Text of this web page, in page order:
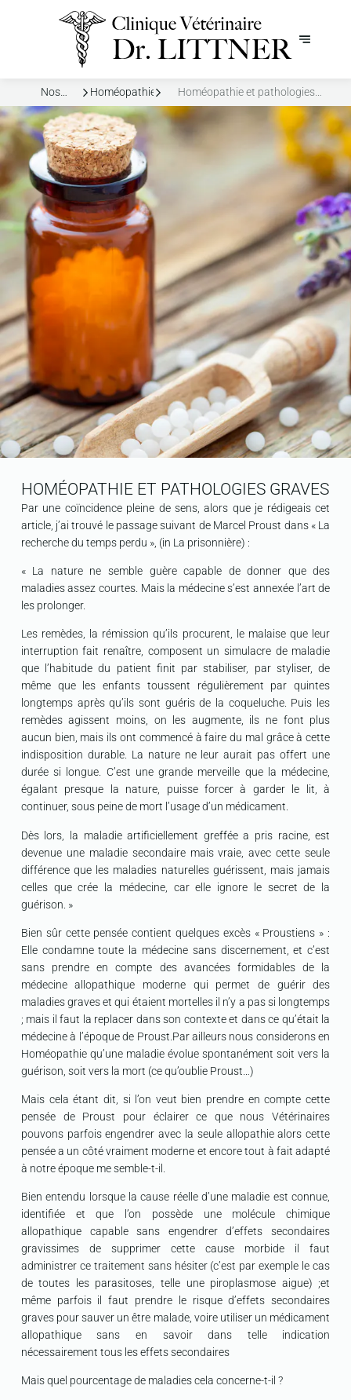
Nos
Services
Homéopathie
Homéopathie et pathologies
graves
HOMÉOPATHIE ET PATHOLOGIES GRAVES
Par une coïncidence pleine de sens, alors que je rédigeais cet
article, j’ai trouvé le passage suivant de Marcel Proust dans « La
recherche du temps perdu », (in La prisonnière) :
« La nature ne semble guère capable de donner que des
maladies assez courtes. Mais la médecine s’est annexée l’art de
les prolonger.
Les remèdes, la rémission qu’ils procurent, le malaise que leur
interruption fait renaître, composent un simulacre de maladie
que l’habitude du patient finit par stabiliser, par styliser, de
même que les enfants toussent régulièrement par quintes
longtemps après qu’ils sont guéris de la coqueluche. Puis les
remèdes agissent moins, on les augmente, ils ne font plus
aucun bien, mais ils ont commencé à faire du mal grâce à cette
indisposition durable. La nature ne leur aurait pas offert une
durée si longue. C’est une grande merveille que la médecine,
égalant presque la nature, puisse forcer à garder le lit, à
continuer, sous peine de mort l’usage d’un médicament.
Dès lors, la maladie artificiellement greffée a pris racine, est
devenue une maladie secondaire mais vraie, avec cette seule
différence que les maladies naturelles guérissent, mais jamais
celles que crée la médecine, car elle ignore le secret de la
guérison. »
Bien sûr cette pensée contient quelques excès « Proustiens » :
Elle condamne toute la médecine sans discernement, et c’est
sans prendre en compte des avancées formidables de la
médecine allopathique moderne qui permet de guérir des
maladies graves et qui étaient mortelles il n’y a pas si longtemps
; mais il faut la replacer dans son contexte et dans ce qu’était la
médecine à l’époque de Proust.Par ailleurs nous considerons en
Homéopathie qu’une maladie évolue spontanément soit vers la
guérison, soit vers la mort (ce qu’oublie Proust…)
Mais cela étant dit, si l’on veut bien prendre en compte cette
pensée de Proust pour éclairer ce que nous Vétérinaires
pouvons parfois engendrer avec la seule allopathie alors cette
pensée a un côté vraiment moderne et encore tout à fait adapté
à notre époque me semble-t-il.
Bien entendu lorsque la cause réelle d’une maladie est connue,
identifiée et que l’on possède une molécule chimique
allopathique capable sans engendrer d’effets secondaires
gravissimes de supprimer cette cause morbide il faut
administrer ce traitement sans hésiter (c’est par exemple le cas
de toutes les parasitoses, telle une piroplasmose aigue) ;et
même parfois il faut prendre le risque d’effets secondaires
graves pour sauver un être malade, voire utiliser un médicament
allopathique sans en savoir dans telle indication
nécessairement tous les effets secondaires
Mais quel pourcentage de maladies cela concerne-t-il ?